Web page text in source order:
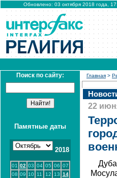
Обновлено: 03 октября 2018 года,
Поиск по сайту:
Памятные даты
2018
01 02 03 04 05 06 07
08 09 10 11 12 13 14
Главная >
22